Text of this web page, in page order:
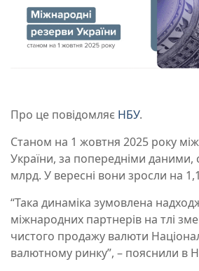
Про це повідомляє НБУ.
Станом на 1 жовтня 2025 року
України, за попередніми даними,
млрд. У вересні вони зросли на
“Така динаміка зумовлена
міжнародних партнерів на тлі
чистого продажу валюти
валютному ринку”, – пояснили в